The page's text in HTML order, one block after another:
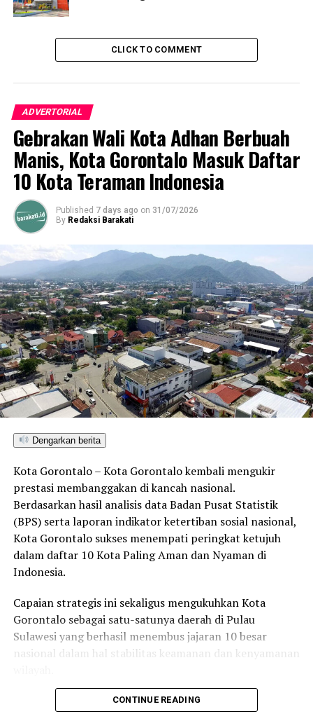
Peksiminas 2024
Forum Puspa dan Dinas DP3AP2KB Gelar Sosialisasi
Perlindungan Hak Perempuan dan Anak di Kecamatan
CLICK TO COMMENT
ADVERTORIAL
Gebrakan Wali Kota Adhan Berbuah
Manis, Kota Gorontalo Masuk Daftar
10 Kota Teraman Indonesia
Published 7 days ago on 31/07/2026
By Redaksi Barakati
Dengarkan berita
Kota Gorontalo – Kota Gorontalo kembali mengukir
prestasi membanggakan di kancah nasional.
Berdasarkan hasil analisis data Badan Pusat Statistik
(BPS) serta laporan indikator ketertiban sosial nasional,
Kota Gorontalo sukses menempati peringkat ketujuh
dalam daftar 10 Kota Paling Aman dan Nyaman di
Indonesia.
Capaian strategis ini sekaligus mengukuhkan Kota
Gorontalo sebagai satu-satunya daerah di Pulau
Sulawesi yang berhasil menembus jajaran 10 besar
nasional dalam hal stabilitas keamanan dan kenyamanan
Sebagai pusat pemerintahan, pertumbuhan ekonomi,
CONTINUE READING